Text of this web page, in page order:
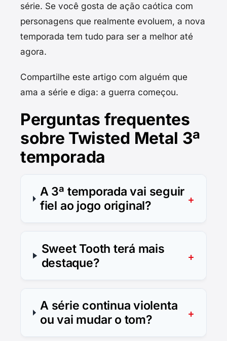
série. Se você gosta de ação caótica com
personagens que realmente evoluem, a nova
temporada tem tudo para ser a melhor até
agora.
Compartilhe este artigo com alguém que
ama a série e diga: a guerra começou.
Perguntas frequentes
sobre Twisted Metal 3ª
temporada
A 3ª temporada vai seguir
fiel ao jogo original?
Sweet Tooth terá mais
destaque?
A série continua violenta
ou vai mudar o tom?